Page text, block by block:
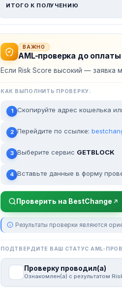
ИТОГО К ПОЛУЧЕНИЮ
ВАЖНО
AML-проверка до оплаты
Если Risk Score высокий — заявка
КАК ВЫПОЛНИТЬ ПРОВЕРКУ:
1 Скопируйте адрес кошелька
2 Перейдите по ссылке:
3 Выберите сервис GETBLOCK
4 Вставьте данные в форму
Проверить на BestChange
Результаты проверки являются
ПОДТВЕРДИТЕ ВАШ СТАТУС AML-
Проверку проводил(а)
Ознакомлен(а) с результатом